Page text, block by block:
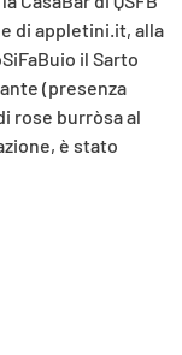
di appletini.it, alla
il Sarto
(presenza
rose burròsa al
è stato